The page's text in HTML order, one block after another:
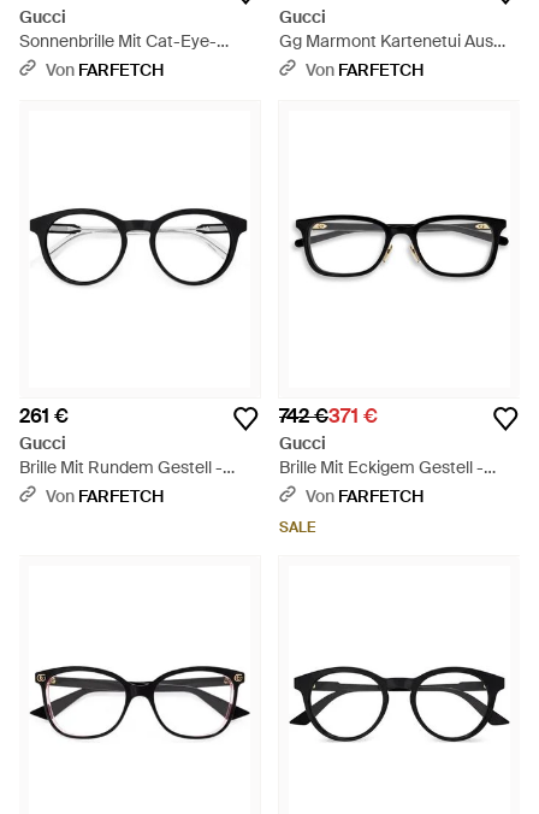
Gucci
Sonnenbrille Mit Cat-Eye-
Gestell - Schwarz
Von FARFETCH
Gucci
Gg Marmont Kartenetui Aus
Matelassé-Leder - Schwarz
Von FARFETCH
261 €
Gucci
Brille Mit Rundem Gestell -
Schwarz
Von FARFETCH
742 €371 €
Gucci
Brille Mit Eckigem Gestell -
Schwarz
Von FARFETCH
SALE